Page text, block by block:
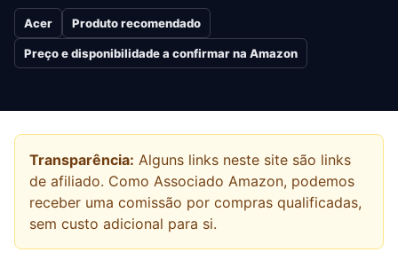
Acer Produto recomendado
Preço e disponibilidade a confirmar na Amazon
Transparência: Alguns links neste site são links
de afiliado. Como Associado Amazon, podemos
receber uma comissão por compras qualificadas,
sem custo adicional para si.